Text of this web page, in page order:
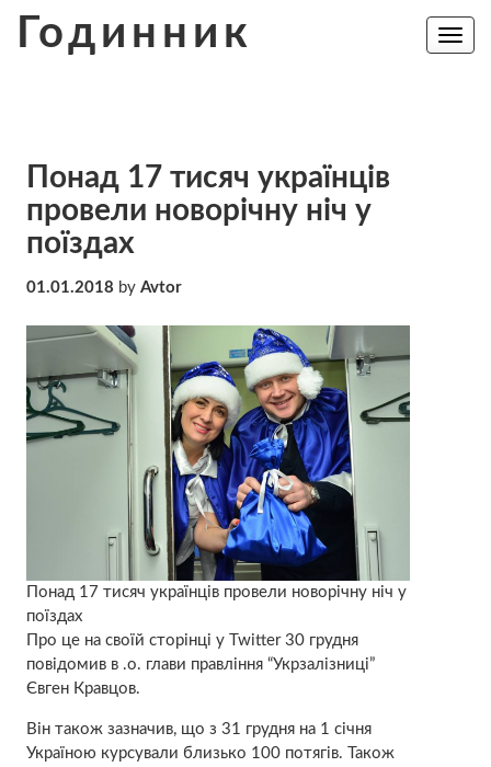
Годинник
Toggle
Понад 17 тисяч українців
провели новорічну ніч у
поїздах
01.01.2018 by Avtor
Понад 17 тисяч українців провели новорічну ніч у
поїздах
Про це на своїй сторінці у Twitter 30 грудня
повідомив в .о. глави правління “Укрзалізниці”
Євген Кравцов.
Він також зазначив, що з 31 грудня на 1 січня
Україною курсували близько 100 потягів. Також